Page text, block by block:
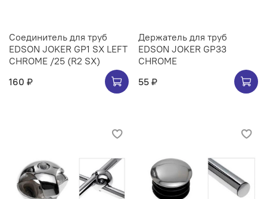
Соединитель для труб
EDSON JOKER GP1 SX LEFT
CHROME /25 (R2 SX)
160 ₽
Держатель для труб
EDSON JOKER GP33
CHROME
55 ₽